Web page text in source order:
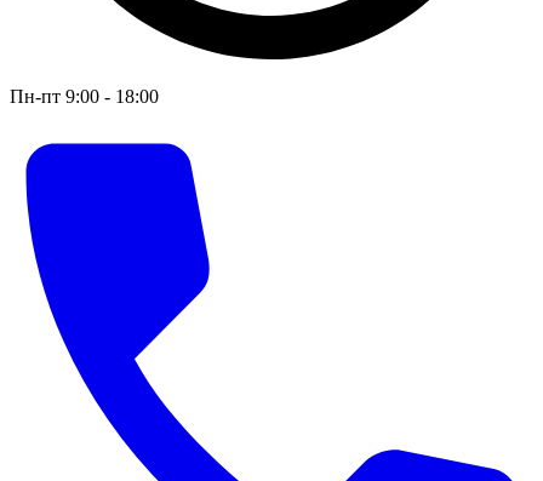
Пн-пт 9:00 - 18:00